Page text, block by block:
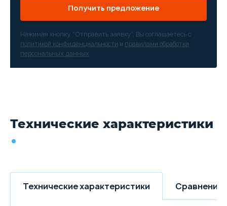
Получить предложение
Нажимая кнопку “Отправить заявку”, Вы соглашаетесь с
политикой конфиденциальности и правилами обработки
персональных данных
Технические характеристики
Технические характеристики Сравнение